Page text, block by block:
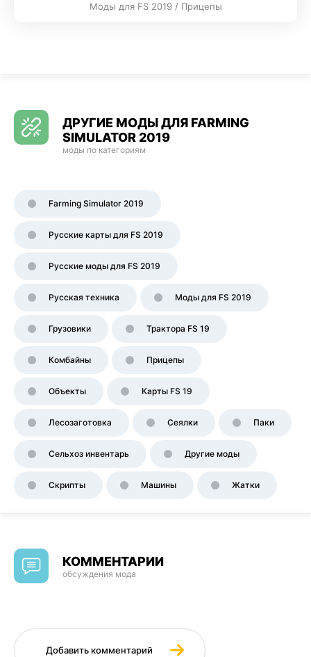
Моды для FS 2019 / Прицепы
ДРУГИЕ МОДЫ ДЛЯ FARMING
SIMULATOR 2019
моды по категориям
Farming Simulator 2019
Русские карты для FS 2019
Русские моды для FS 2019
Русская техника Моды для FS 2019
Грузовики Трактора FS 19
Комбайны Прицепы
Объекты Карты FS 19
Лесозаготовка Сеялки Паки
Сельхоз инвентарь Другие моды
Скрипты Машины Жатки
КОММЕНТАРИИ
обсуждения мода
Добавить комментарий